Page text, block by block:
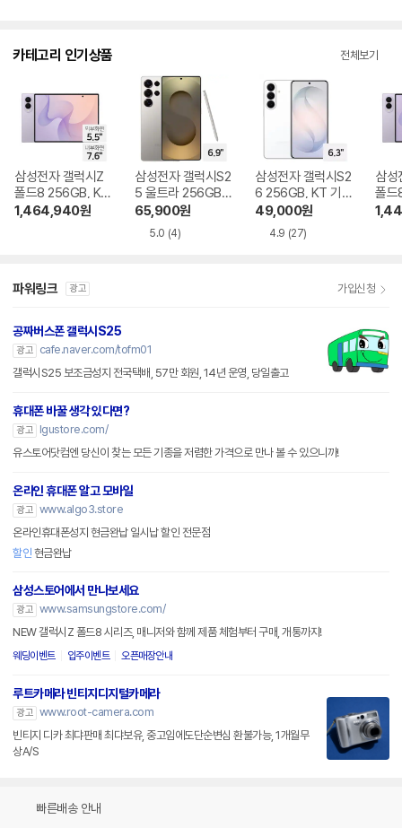
카테고리 인기상품 전체보기
삼성전자 갤럭시Z
폴드8 256GB, KT
기기변경 완납
1,464,940원
삼성전자 갤럭시S2
5 울트라 256GB,
KT 번호이동 완납
65,900원
5.0 (4)
삼성전자 갤럭시S2
6 256GB, KT 기기
변경 완납
49,000원
4.9 (27)
삼성
폴
번호
파워링크 광고 가입신청
공짜버스폰 갤럭시S25
광고
cafe.naver.com/tofm01
갤럭시S25 보조금성지 전국택배, 57만 회원, 14년 운영, 당일출고
휴대폰 바꿀 생각 있다면?
광고
lgustore.com/
유스토어닷컴엔 당신이 찾는 모든 기종을 저렴한 가격으로 만나 볼 수 있으니까!
온라인 휴대폰 알고 모바일
광고 www.algo3.store
온라인휴대폰성지 현금완납 일시납 할인 전문점
할인 현금완납
삼성스토어에서 만나보세요
광고 www.samsungstore.com/
NEW 갤럭시Z 폴드8 시리즈, 매니저와 함께 제품 체험부터 구매, 개통까지!
웨딩이벤트 입주이벤트 오픈매장안내
루트카메라 빈티지디지털카메라
광고 www.root-camera.com
빈티지 디카 최댜판매 최댜보유, 중고임에도단순변심 환불가능, 1개월무
상A/S
빠른배송 안내